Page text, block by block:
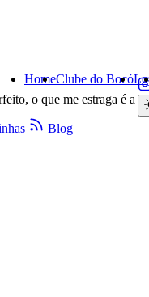
o que me estraga é a
HomeClube do Bocó
Blog